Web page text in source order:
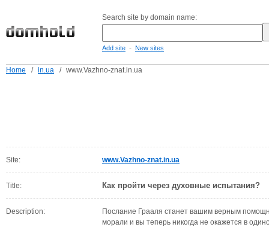
Search site by domain name:
Add site - New sites
Home / in.ua / www.Vazhno-znat.in.ua
Site: www.Vazhno-znat.in.ua
Title: Как пройти через духовные испытания?
Description:
Послание Грааля станет вашим верным
морали и вы теперь никогда не окажется в